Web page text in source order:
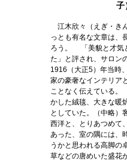
子
江木欣々（えぎ・き
っとも有名な文章は、
ろう。 「美貌と才気
た」と評され、サロン
1916（大正5）年当時
家の豪奢なインテリア
ことなく伝えている
かした絨毯、大きな暖
としていた。（中略）
西洋と、とりあつめて
あった、室の隅には、
うかと思われる高脚の
草などの唐めいた盛花